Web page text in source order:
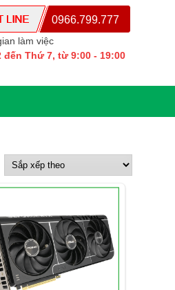
0966.799.777
làm việc
đến Thứ 7, từ 9:00 - 19:00